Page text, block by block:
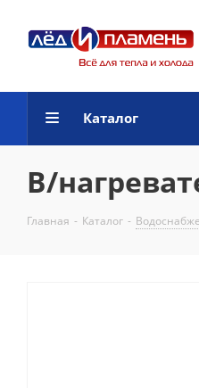
Каталог
В/
Главная - Каталог -